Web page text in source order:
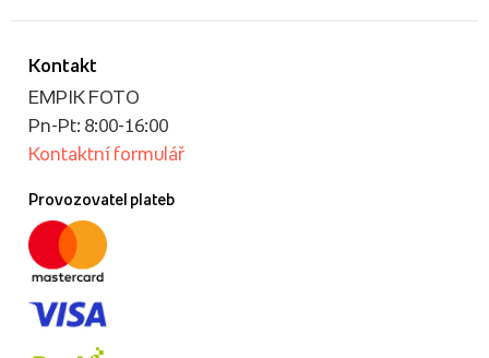
Kontakt
EMPIK FOTO
Pn-Pt: 8:00-16:00
Kontaktní formulář
Provozovatel plateb